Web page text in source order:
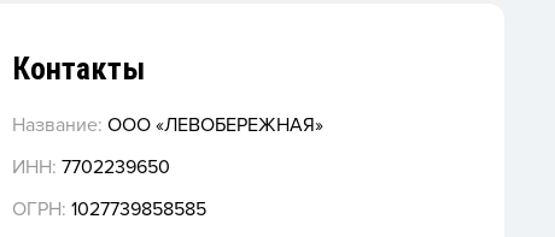
Контакты
Название: ООО «ЛЕВОБЕРЕЖНАЯ»
ИНН: 7702239650
ОГРН: 1027739858585